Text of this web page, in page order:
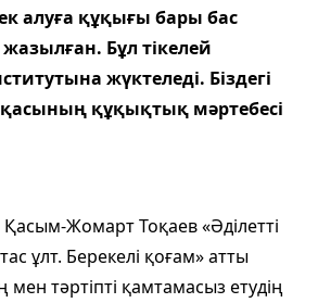
алуға құқығы бары бас
Бұл тікелей
жүктеледі. Біздегі
құқықтық мәртебесі
Қасым-Жомарт Тоқаев «Әділетті
ұлт. Берекелі қоғам» атты
тәртіпті қамтамасыз етудің